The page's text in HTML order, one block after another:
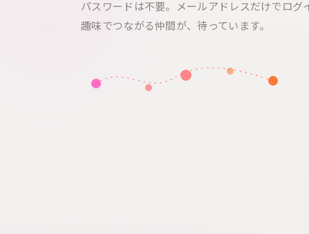
パスワードは不要。メールアドレスだけでログ
趣味でつながる仲間が、待っています。